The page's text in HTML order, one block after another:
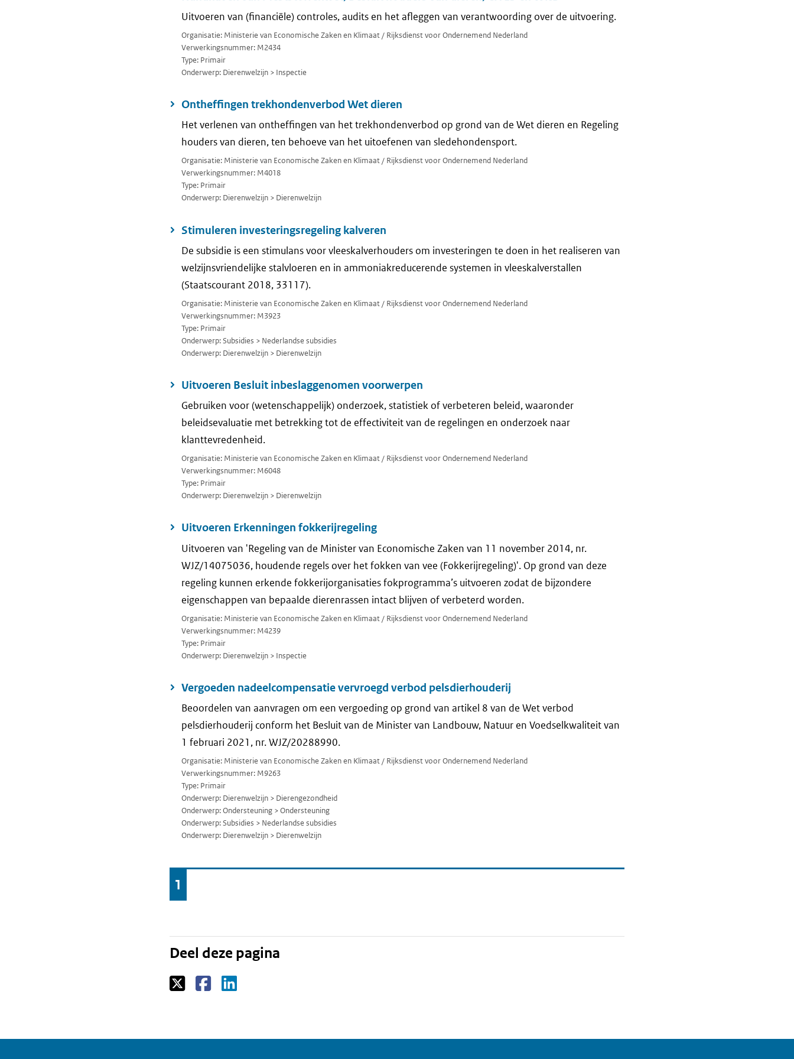
Uitvoeren van (financiële) controles, audits en het afleggen van verantwoording over de uitvoering.
Organisatie: Ministerie van Economische Zaken en Klimaat / Rijksdienst voor Ondernemend Nederland
Verwerkingsnummer: M2434
Type: Primair
Onderwerp: Dierenwelzijn > Inspectie
Ontheffingen trekhondenverbod Wet dieren
Het verlenen van ontheffingen van het trekhondenverbod op grond van de Wet dieren en Regeling
houders van dieren, ten behoeve van het uitoefenen van sledehondensport.
Organisatie: Ministerie van Economische Zaken en Klimaat / Rijksdienst voor Ondernemend Nederland
Verwerkingsnummer: M4018
Type: Primair
Onderwerp: Dierenwelzijn > Dierenwelzijn
Stimuleren investeringsregeling kalveren
De subsidie is een stimulans voor vleeskalverhouders om investeringen te doen in het realiseren van
welzijnsvriendelijke stalvloeren en in ammoniakreducerende systemen in vleeskalverstallen
(Staatscourant 2018, 33117).
Organisatie: Ministerie van Economische Zaken en Klimaat / Rijksdienst voor Ondernemend Nederland
Verwerkingsnummer: M3923
Type: Primair
Onderwerp: Subsidies > Nederlandse subsidies
Onderwerp: Dierenwelzijn > Dierenwelzijn
Uitvoeren Besluit inbeslaggenomen voorwerpen
Gebruiken voor (wetenschappelijk) onderzoek, statistiek of verbeteren beleid, waaronder
beleidsevaluatie met betrekking tot de effectiviteit van de regelingen en onderzoek naar
klanttevredenheid.
Organisatie: Ministerie van Economische Zaken en Klimaat / Rijksdienst voor Ondernemend Nederland
Verwerkingsnummer: M6048
Type: Primair
Onderwerp: Dierenwelzijn > Dierenwelzijn
Uitvoeren Erkenningen fokkerijregeling
Uitvoeren van 'Regeling van de Minister van Economische Zaken van 11 november 2014, nr.
WJZ/14075036, houdende regels over het fokken van vee (Fokkerijregeling)'. Op grond van deze
regeling kunnen erkende fokkerijorganisaties fokprogramma’s uitvoeren zodat de bijzondere
eigenschappen van bepaalde dierenrassen intact blijven of verbeterd worden.
Organisatie: Ministerie van Economische Zaken en Klimaat / Rijksdienst voor Ondernemend Nederland
Verwerkingsnummer: M4239
Type: Primair
Onderwerp: Dierenwelzijn > Inspectie
Vergoeden nadeelcompensatie vervroegd verbod pelsdierhouderij
Beoordelen van aanvragen om een vergoeding op grond van artikel 8 van de Wet verbod
pelsdierhouderij conform het Besluit van de Minister van Landbouw, Natuur en Voedselkwaliteit van
1 februari 2021, nr. WJZ/20288990.
Organisatie: Ministerie van Economische Zaken en Klimaat / Rijksdienst voor Ondernemend Nederland
Verwerkingsnummer: M9263
Type: Primair
Onderwerp: Dierenwelzijn > Dierengezondheid
Onderwerp: Ondersteuning > Ondersteuning
Onderwerp: Subsidies > Nederlandse subsidies
Onderwerp: Dierenwelzijn > Dierenwelzijn
naar
Pagina
1
Deel deze pagina